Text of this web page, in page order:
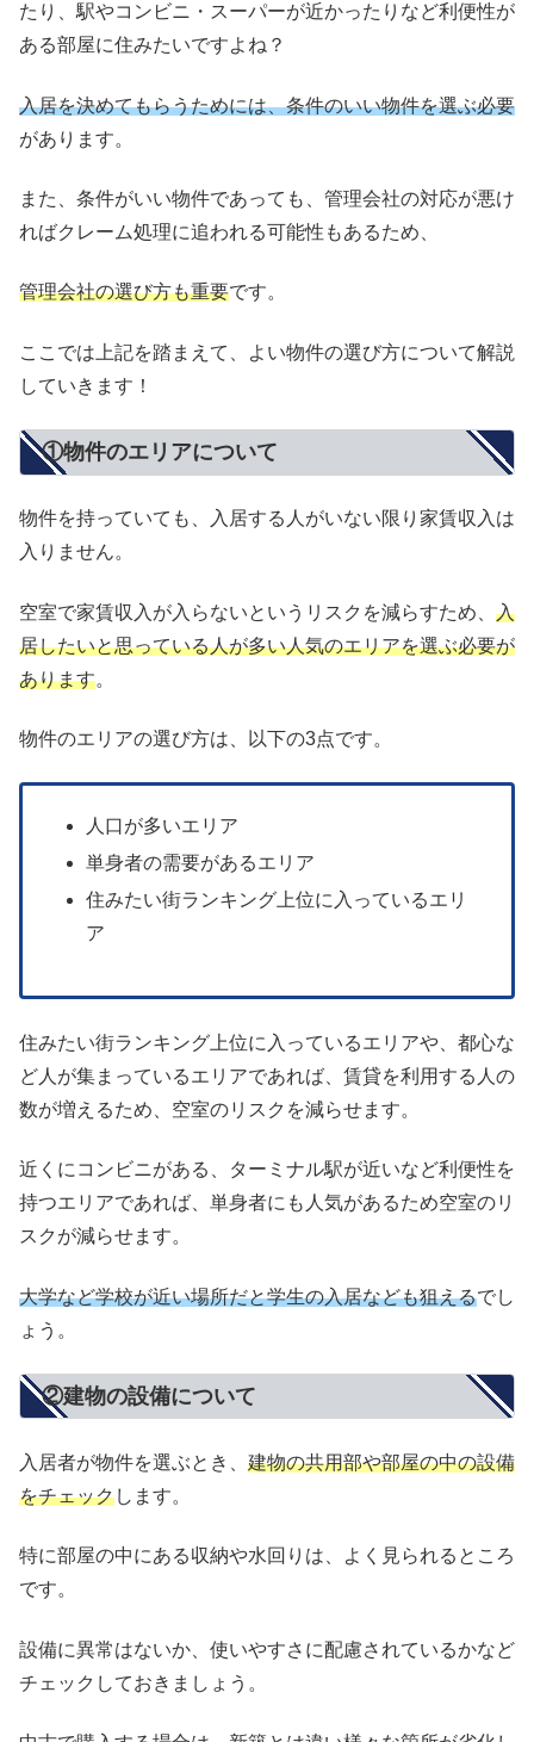
たり、駅やコンビニ・スーパーが近かったりなど利便性が
ある部屋に住みたいですよね？
入居を決めてもらうためには、条件のいい物件を選ぶ必要
があります。
また、条件がいい物件であっても、管理会社の対応が悪け
ればクレーム処理に追われる可能性もあるため、
管理会社の選び方も重要です。
ここでは上記を踏まえて、よい物件の選び方について解説
していきます！
①物件のエリアについて
物件を持っていても、入居する人がいない限り家賃収入は
入りません。
空室で家賃収入が入らないというリスクを減らすため、 入
居したいと思っている人が多い人気のエリアを選ぶ必要が
あります。
物件のエリアの選び方は、以下の3点です。
人口が多いエリア
単身者の需要があるエリア
住みたい街ランキング上位に入っているエリ
ア
住みたい街ランキング上位に入っているエリアや、都心な
ど人が集まっているエリアであれば、賃貸を利用する人の
数が増えるため、空室のリスクを減らせます。
近くにコンビニがある、ターミナル駅が近いなど利便性を
持つエリアであれば、単身者にも人気があるため空室のリ
スクが減らせます。
大学など学校が近い場所だと学生の入居なども狙えるでし
ょう。
②建物の設備について
入居者が物件を選ぶとき、 建物の共用部や部屋の中の設備
をチェックします。
特に部屋の中にある収納や水回りは、よく見られるところ
です。
設備に異常はないか、使いやすさに配慮されているかなど
チェックしておきましょう。